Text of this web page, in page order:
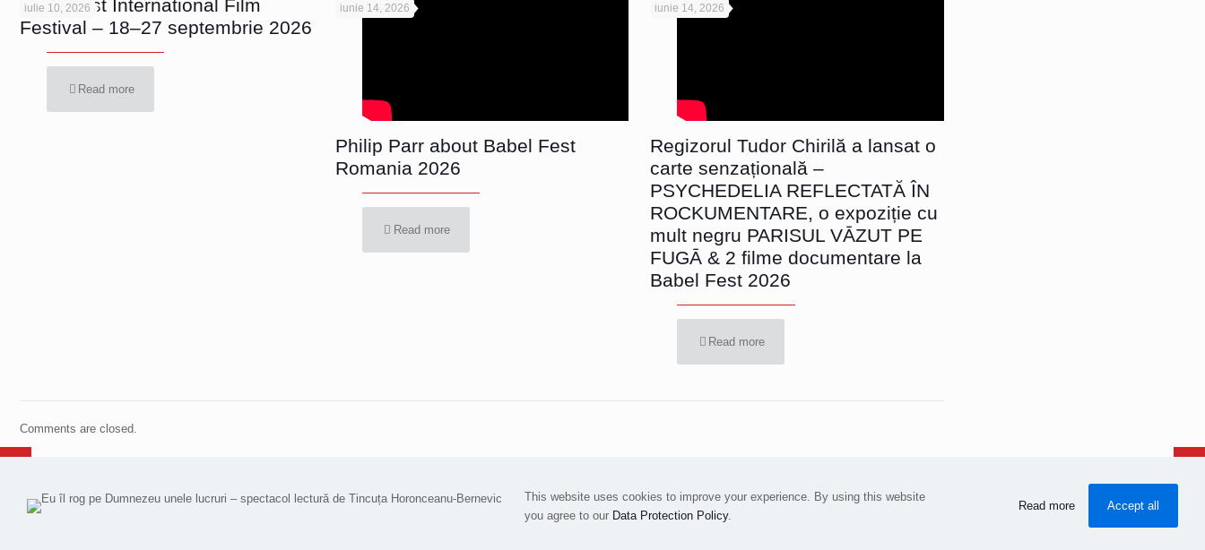
iulie 10, 2026
Bucharest International Film
Festival – 18–27 septembrie 2026
Read more
iunie 14, 2026
Philip Parr about Babel Fest
Romania 2026
Read more
iunie 14, 2026
Regizorul Tudor Chirilă a lansat o
carte senzațională –
PSYCHEDELIA REFLECTATĂ ÎN
ROCKUMENTARE, o expoziție cu
mult negru PARISUL VĀZUT PE
FUGĀ & 2 filme documentare la
Babel Fest 2026
Read more
Comments are closed.
All images and videos © 2015-2023 Simion Buia. All rights reserved. Despre / About Contact
This website uses cookies to improve your experience. By using this website
you agree to our Data Protection Policy.
Read more Accept all